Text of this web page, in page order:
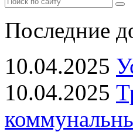
Последние
10.04.2025
10.04.2025